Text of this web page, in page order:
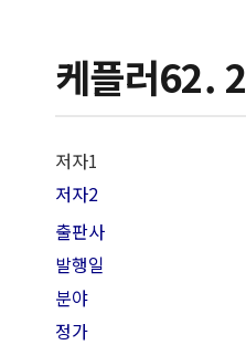
케플러62.
저자1
저자2
출판사
발행일
분야
정가